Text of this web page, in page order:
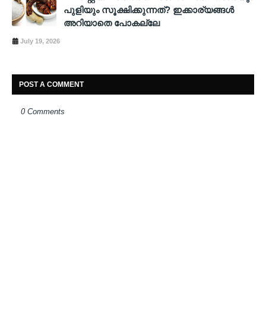
പുളിയും സൂക്ഷിക്കുന്നത്? ഇക്കാര്യങ്ങൾ
അറിയാതെ പോകല്ലേ
July 19, 2026
POST A COMMENT
0 Comments